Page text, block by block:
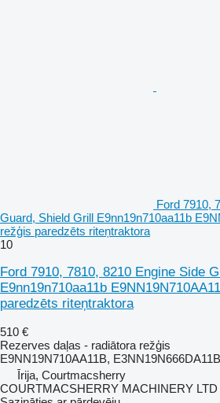
Ford 7910,
Guard, Shield Grill E9nn19n710aa11b
režģis paredzēts riteņtraktora
10
Ford 7910, 7810, 8210 Engine Side
E9nn19n710aa11b
paredzēts riteņtraktora
510 €
Rezerves daļas - radiātora režģis
E9NN19N710AA11B,
Īrija, Courtmacsherry
COURTMACSHERRY MACHINERY LTD